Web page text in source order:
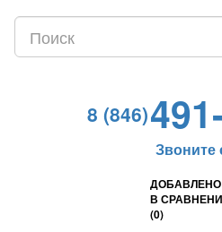
8 (846)
Звоните
ДОБАВЛЕНО
В
(0)